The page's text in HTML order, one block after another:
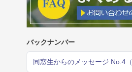
バックナンバー
同窓生からのメッセージ No.4（